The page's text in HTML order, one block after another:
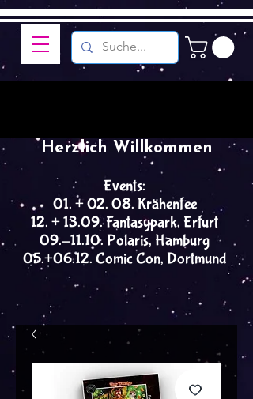
Events:
01. + 02. 08. Krähenfee
12. + 13.09. Fantasypark, Erfurt
09.-11.10. Polaris, Hamburg
05.+06.12. Comic Con, Dortmund
Herzlich Willkommen